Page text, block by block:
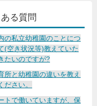
る質問
の私立幼稚園のことにつ
(空き状況等)教えていた
たいのですが?
所と幼稚園の違いを教え
ださい。
トで働いていますが、保